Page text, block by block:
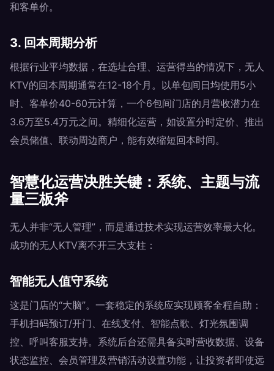
和客单价。
3. 回本周期分析
根据行业平均数据，在选址合理、运营得当的情况下，无人
KTV的回本周期通常在12-18个月。以单包间日均使用5小
时、客单价40-60元计算，一个6包间门店的月营收潜力在
3.6万至5.4万元之间。精细化运营，如设置分时定价、推出
会员储值、联动周边商户，能有效缩短回本时间。
智慧化运营决胜关键：系统、主题与流
量三板斧
无人并非“无人管理”，而是通过技术实现运营效率最大化。
成功的无人KTV离不开三大支柱：
智能无人值守系统
这是门店的“大脑”。一套稳定的系统应实现顾客全程自助：
手机扫码预订/开门、在线支付、智能点歌、灯光氛围调
控、呼叫客服支持。系统后台还需具备实时营收数据、设备
状态监控、会员管理及营销活动设置功能，让投资者即使远